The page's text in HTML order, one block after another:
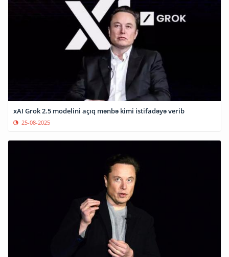
xAI Grok 2.5 modelini açıq mənbə kimi istifadəyə verib
25-08-2025